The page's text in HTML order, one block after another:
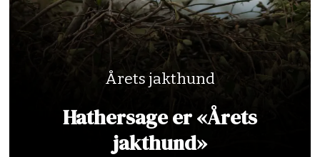
Årets jakthund
Hathersage er «Årets
jakthund»